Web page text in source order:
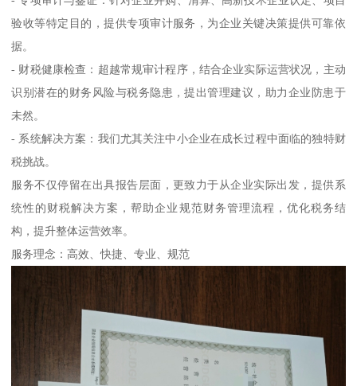
验收等特定目的，提供专项审计服务，为企业关键决策提供可靠依
据。
- 财税健康检查：超越常规审计程序，结合企业实际运营状况，主动
识别潜在的财务风险与税务隐患，提出管理建议，助力企业防患于
未然。
- 系统解决方案：我们尤其关注中小企业在成长过程中面临的独特财
税挑战。
服务不仅停留在出具报告层面，更致力于从企业实际出发，提供系
统性的财税解决方案，帮助企业规范财务管理流程，优化税务结
构，提升整体运营效率。
服务理念：高效、快捷、专业、规范